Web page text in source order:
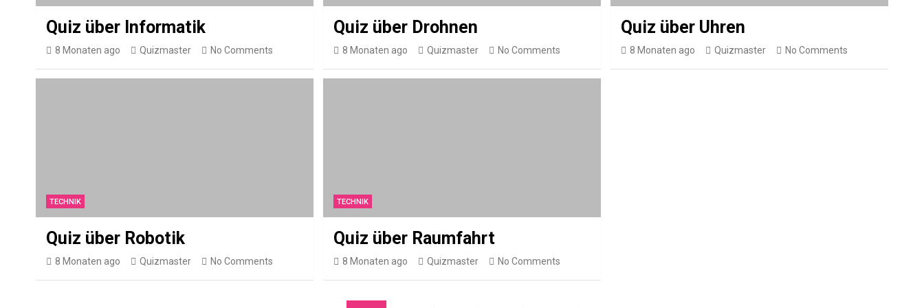
Quiz über Informatik
8 Monaten ago Quizmaster No Comments
Quiz über Drohnen
8 Monaten ago Quizmaster No Comments
Quiz über Uhren
8 Monaten ago Quizmaster No Comments
TECHNIK
Quiz über Robotik
8 Monaten ago Quizmaster No Comments
TECHNIK
Quiz über Raumfahrt
8 Monaten ago Quizmaster No Comments